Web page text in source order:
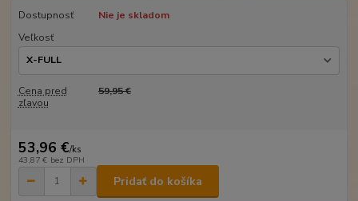
Dostupnosť
Nie je skladom
Veľkosť
Cena pred
zľavou
59,95 €
53,96 €/ks
43,87 € bez DPH
Pridať do košíka